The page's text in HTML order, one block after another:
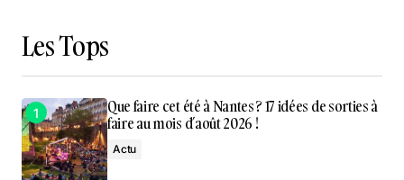
Les Tops
Que faire cet été à Nantes ? 17 idées de sorties à
faire au mois d’août 2026 !
Actu